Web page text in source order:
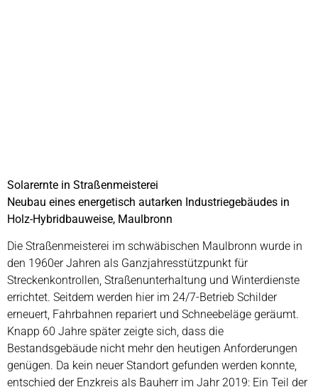
Solarernte in Straßenmeisterei
Neubau eines energetisch autarken Industriegebäudes in
Holz-Hybridbauweise, Maulbronn
Die Straßenmeisterei im schwäbischen Maulbronn wurde in
den 1960er Jahren als Ganzjahresstützpunkt für
Streckenkontrollen, Straßenunterhaltung und Winterdienste
errichtet. Seitdem werden hier im 24/7-Betrieb Schilder
erneuert, Fahrbahnen repariert und Schneebeläge geräumt.
Knapp 60 Jahre später zeigte sich, dass die
Bestandsgebäude nicht mehr den heutigen Anforderungen
genügen. Da kein neuer Standort gefunden werden konnte,
entschied der Enzkreis als Bauherr im Jahr 2019: Ein Teil der